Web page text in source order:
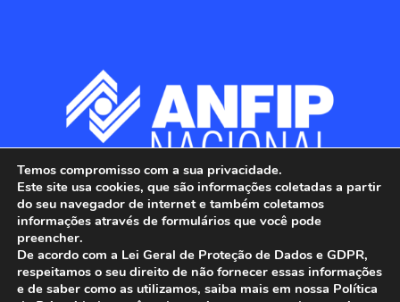
Temos compromisso com a sua privacidade.
Este site usa cookies, que são informações coletadas a partir
do seu navegador de internet e também coletamos
informações através de formulários que você pode
preencher.
De acordo com a Lei Geral de Proteção de Dados e GDPR,
respeitamos o seu direito de não fornecer essas informações
e de saber como as utilizamos, saiba mais em nossa Política